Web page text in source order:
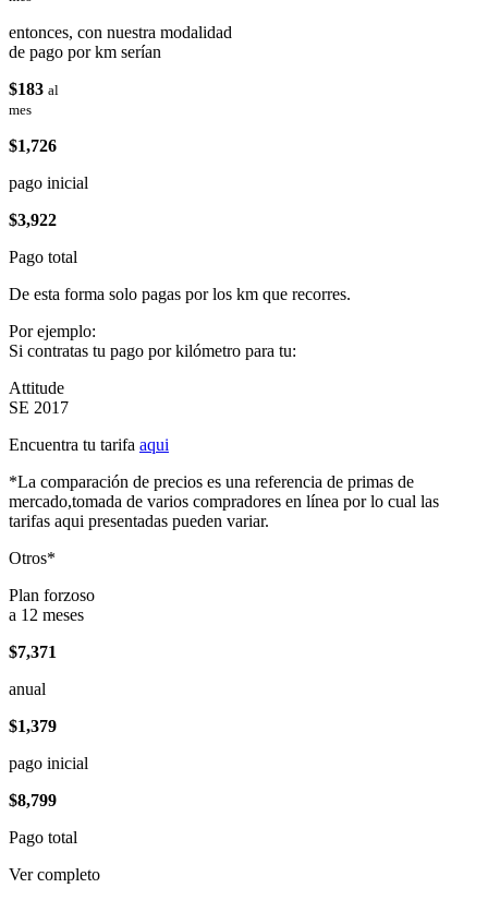
entonces, con nuestra modalidad
de pago por km serían
$183 al
mes
$1,726
pago inicial
$3,922
Pago total
De esta forma solo pagas por los km que recorres.
Por ejemplo:
Si contratas tu pago por kilómetro para tu:
Attitude
SE 2017
Encuentra tu tarifa aqui
*La comparación de precios es una referencia de primas de
mercado,tomada de varios compradores en línea por lo cual las
tarifas aqui presentadas pueden variar.
Otros*
Plan forzoso
a 12 meses
$7,371
anual
$1,379
pago inicial
$8,799
Pago total
Ver completo